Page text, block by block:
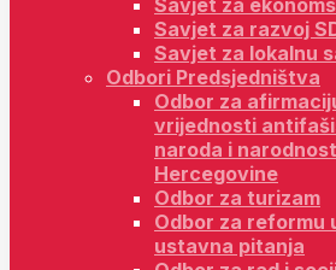
Savjet za
Savjet za razvoj
Savjet za lokalnu
Odbori Predsjedništva
Odbor za
vrijednosti
naroda i
Hercegovine
Odbor za turizam
Odbor za reformu
ustavna pitanja